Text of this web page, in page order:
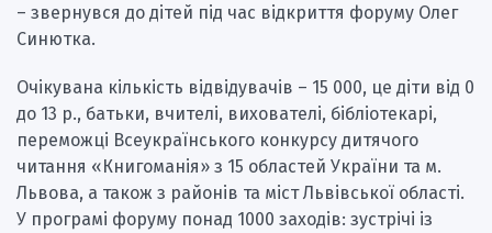
– звернувся до дітей під час відкриття форуму Олег
Синютка.
Очікувана кількість відвідувачів – 15 000, це діти від 0
до 13 р., батьки, вчителі, вихователі, бібліотекарі,
переможці Всеукраїнського конкурсу дитячого
читання «Книгоманія» з 15 областей України та м.
Львова, а також з районів та міст Львівської області.
У програмі форуму понад 1000 заходів: зустрічі із